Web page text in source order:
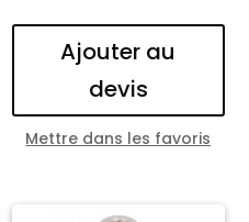
Ajouter au
devis
Mettre dans les favoris